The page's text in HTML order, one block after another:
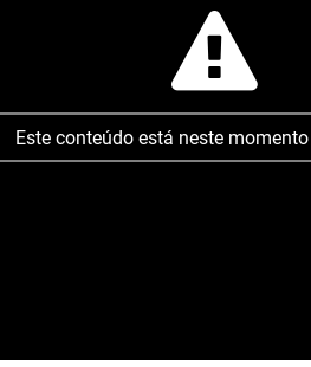
Este conteúdo está neste